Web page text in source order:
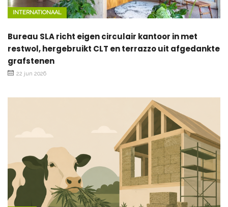
INTERNATIONAAL
Bureau SLA richt eigen circulair kantoor in met
restwol, hergebruikt CLT en terrazzo uit afgedankte
grafstenen
22 jun 2026